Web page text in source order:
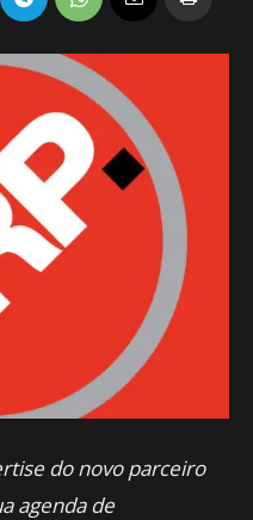
do novo parceiro
agenda de